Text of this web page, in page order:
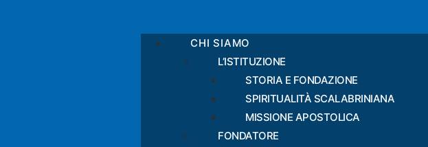
CHI SIAMO
L’ISTITUZIONE
STORIA E FONDAZIONE
SPIRITUALITÀ SCALABRINIANA
MISSIONE APOSTOLICA
FONDATORE